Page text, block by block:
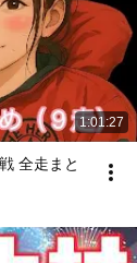
1:01:27
全走まと